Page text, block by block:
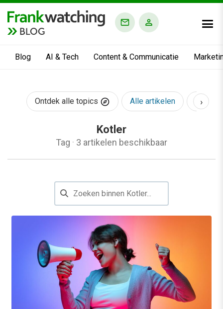
BLOG
Blog AI & Tech Content & Communicatie
Ontdek alle topics Alle artikelen AI &
›
Kotler
Tag · 3 artikelen beschikbaar